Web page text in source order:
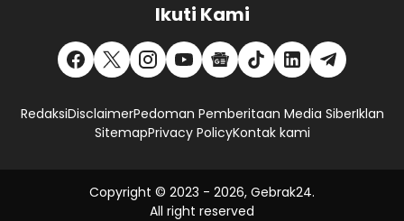
Ikuti Kami
RedaksiDisclaimerPedoman Pemberitaan Media SiberIklan
SitemapPrivacy PolicyKontak kami
Copyright © 2023 - 2026, Gebrak24.
All right reserved